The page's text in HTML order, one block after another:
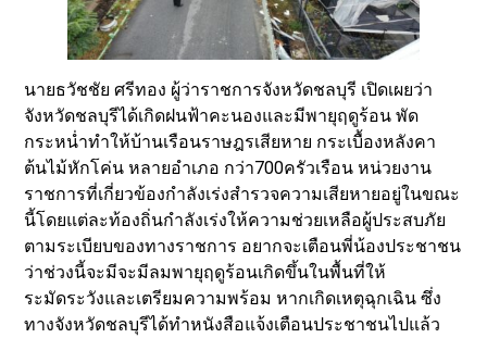
นายธวัชชัย ศรีทอง ผู้ว่าราชการจังหวัดชลบุรี เปิดเผยว่า
จังหวัดชลบุรีได้เกิดฝนฟ้าคะนองและมีพายุฤดูร้อน พัด
กระหน่ำทำให้บ้านเรือนราษฎรเสียหาย กระเบื้องหลังคา
ต้นไม้หักโค่น หลายอำเภอ กว่า700ครัวเรือน หน่วยงาน
ราชการที่เกี่ยวข้องกำลังเร่งสำรวจความเสียหายอยู่ในขณะ
นี้โดยแต่ละท้องถิ่นกำลังเร่งให้ความช่วยเหลือผู้ประสบภัย
ตามระเบียบของทางราชการ อยากจะเตือนพี่น้องประชาชน
ว่าช่วงนี้จะมีจะมีลมพายุฤดูร้อนเกิดขึ้นในพื้นที่ให้
ระมัดระวังและเตรียมความพร้อม หากเกิดเหตุฉุกเฉิน ซึ่ง
ทางจังหวัดชลบุรีได้ทำหนังสือแจ้งเตือนประชาชนไปแล้ว